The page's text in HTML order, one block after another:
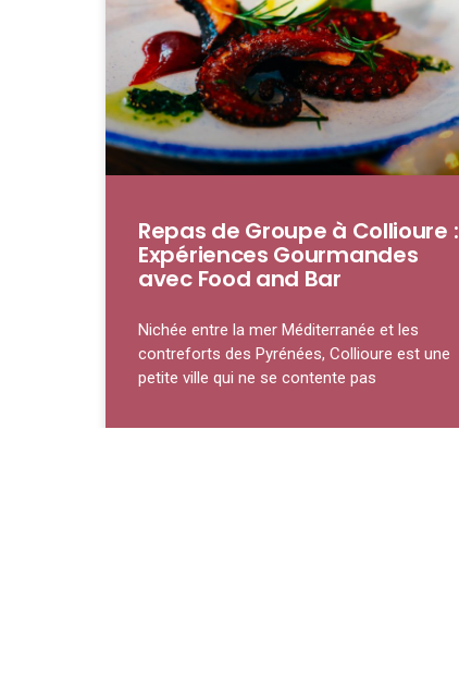
Repas de Groupe à Collioure :
Expériences Gourmandes
avec Food and Bar
Nichée entre la mer Méditerranée et les
contreforts des Pyrénées, Collioure est une
petite ville qui ne se contente pas